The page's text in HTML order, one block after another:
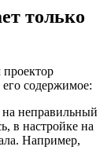
только
его содержимое:
неправильный
в настройке на
Например,